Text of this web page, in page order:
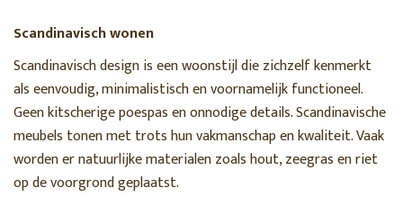
Scandinavisch wonen
Scandinavisch design is een woonstijl die zichzelf kenmerkt
als eenvoudig, minimalistisch en voornamelijk functioneel.
Geen kitscherige poespas en onnodige details. Scandinavische
meubels tonen met trots hun vakmanschap en kwaliteit. Vaak
worden er natuurlijke materialen zoals hout, zeegras en riet
op de voorgrond geplaatst.